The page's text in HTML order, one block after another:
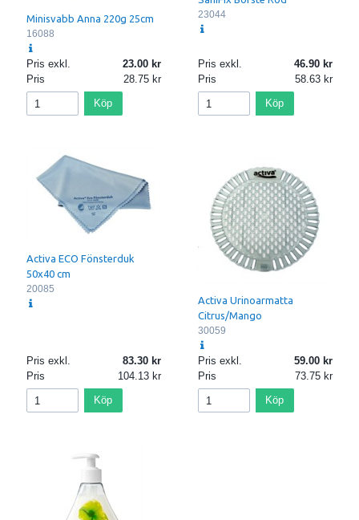
Minisvabb Anna 220g 25cm
16088
Pris exkl.
23.00
Pris
28.75
Köp
23044
Pris exkl.
46.90
Pris
58.63
Köp
Activa ECO Fönsterduk
50x40 cm
20085
Pris exkl.
83.30
Pris
104.13
Köp
Activa Urinoarmatta
Citrus/Mango
30059
Pris exkl.
59.00
Pris
73.75
Köp